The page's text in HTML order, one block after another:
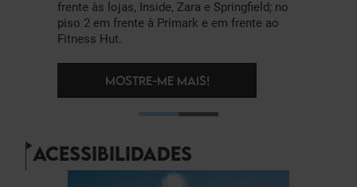
ACESSIBILIDADES